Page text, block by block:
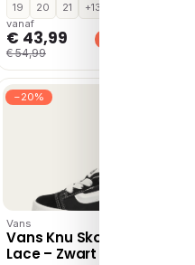
19 20 21
+13
vanaf
€ 43,99
€ 54,99
−20%
Vans
Vans Knu Skool Elastic
Lace – Zwart